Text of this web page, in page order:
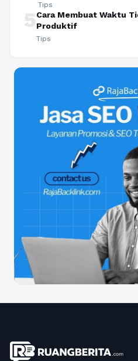
Tips
5Cara Membuat Waktu
Produktif
Tips